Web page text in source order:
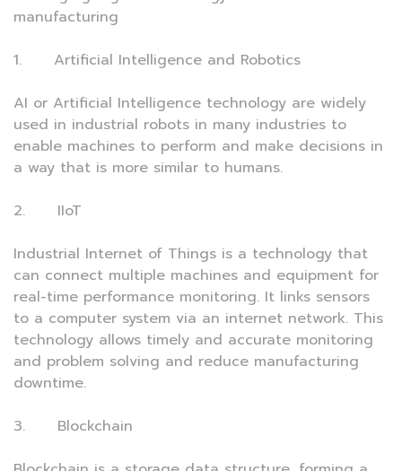
manufacturing
1. Artificial Intelligence and Robotics
AI or Artificial Intelligence technology are widely
used in industrial robots in many industries to
enable machines to perform and make decisions in
a way that is more similar to humans.
2. IIoT
Industrial Internet of Things is a technology that
can connect multiple machines and equipment for
real-time performance monitoring. It links sensors
to a computer system via an internet network. This
technology allows timely and accurate monitoring
and problem solving and reduce manufacturing
downtime.
3. Blockchain